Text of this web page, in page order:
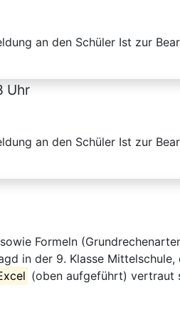
an den Schüler Ist zur
Uhr
an den Schüler Ist zur
Formeln
in der 9. Klasse
(oben aufgeführt) vertraut